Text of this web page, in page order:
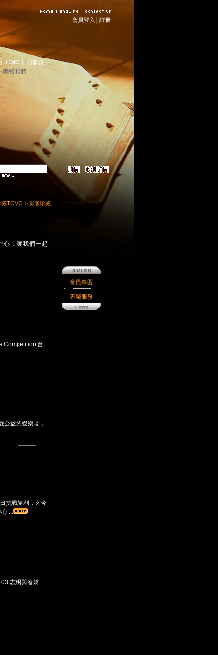
註冊
會員登入
TCMC │ 回首頁
聯絡我們
藏TCMC > 影音珍藏
心，讓我們一起
Competition 台
公益的愛樂者，
抗戰勝利，迄今
...
志明與春嬌 ...
會員專區
專屬服務